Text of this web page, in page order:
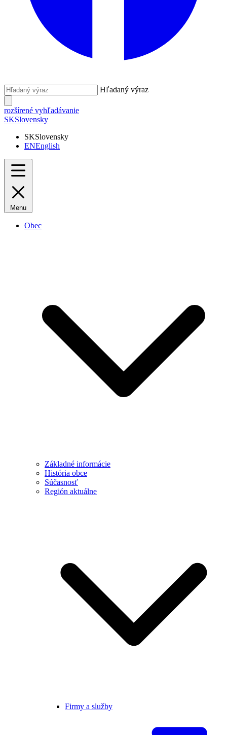
Hľadaný výraz
rozšírené vyhľadávanie
SKSlovensky
SKSlovensky
ENEnglish
Menu
Obec
Základné informácie
História obce
Súčasnosť
Región aktuálne
Firmy a služby